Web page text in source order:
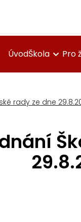
ÚvodŠkola Pro
rady ze dne